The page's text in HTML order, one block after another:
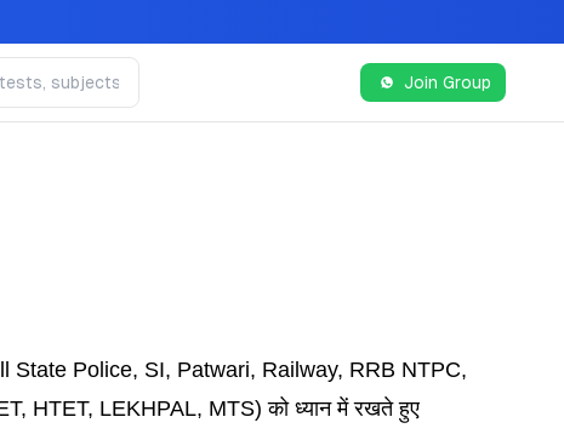
Join Group
State Police, SI, Patwari, Railway, RRB NTPC,
HTET, LEKHPAL, MTS)को ध्यान में रखते हुए